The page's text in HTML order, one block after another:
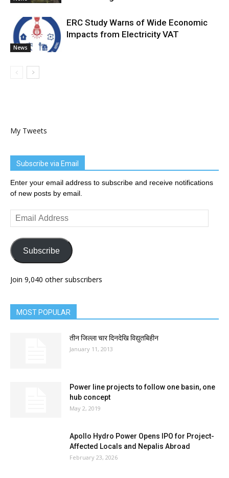
News
ERC Study Warns of Wide Economic
Impacts from Electricity VAT
My Tweets
Subscribe via Email
Enter your email address to subscribe and receive notifications
of new posts by email.
Email
Address
Subscribe
Join 9,040 other subscribers
MOST POPULAR
तीन जिल्ला चार दिनदेखि विद्युतबिहीन
January 11, 2013
Power line projects to follow one basin, one
hub concept
May 2, 2019
Apollo Hydro Power Opens IPO for Project-
Affected Locals and Nepalis Abroad
February 23, 2026